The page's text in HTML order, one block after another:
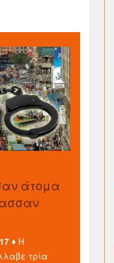
άτομα
♦ Η
τρία